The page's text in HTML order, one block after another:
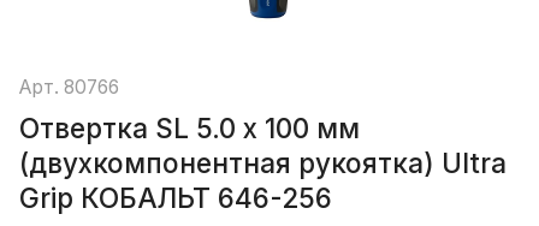
Арт. 80766
Отвертка SL 5.0 х 100 мм
(двухкомпонентная рукоятка) Ultra
Grip КОБАЛЬТ 646-256